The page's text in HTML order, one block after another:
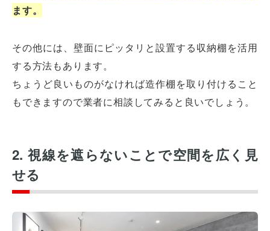
ます。
その他には、壁面にピッタリと設置する収納棚を活用
する方法もあります。
ちょうど良いものがなければ造作棚を取り付けること
もできますので業者に相談してみると良いでしょう。
2. 視線を遮らないことで空間を広く見
せる